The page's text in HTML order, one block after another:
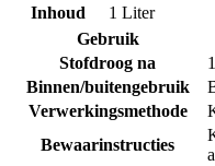
Inhoud
1 Liter
Gebruik
Stofdroog na
Binnen/buitengebruik
Verwerkingsmethode
Bewaarinstructies